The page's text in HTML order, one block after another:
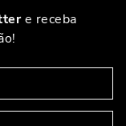
e receba